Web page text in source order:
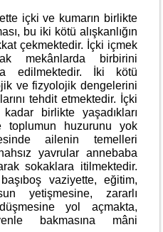
ve kumarın birlikte
bu iki kötü alışkanlığın
çekmektedir. İçki içmek
mekânlarda birbirini
edilmektedir. İki kötü
ve fizyolojik dengelerini
tehdit etmektedir. İçki
birlikte yaşadıkları
toplumun huzurunu yok
ailenin temelleri
yavrular annebaba
sokaklara itilmektedir.
vaziyette, eğitim,
yetişmesine, zararlı
yol açmakta,
bakmasına mâni